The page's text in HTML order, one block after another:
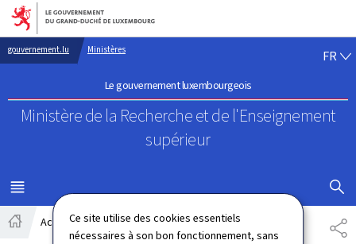
Ce site utilise des cookies essentiels
nécessaires à son bon fonctionnement, sans
Aller au menu principal
Aller au contenu
gouvernement.lu Ministères
Le gouvernement luxembourgeois
Ministère de la Rechercheet de l'Enseignement
supérieur
FR
MENU
PRINCIPAL
Actualités